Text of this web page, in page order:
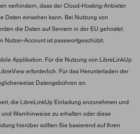
verhindern, dass der Cloud-Hosting-Anbieter
Daten einsehen kann. Bei Nutzung von
die Daten auf Servern in der EU gehostet.
Nutzer-Account ist passwortgeschützt.
Applikation. Für die Nutzung von LibreLinkUp
erforderlich. Für das Herunterladen der
Datengebühren an.
die LibreLinkUp Einladung anzunehmen und
Warnhinweise zu erhalten oder diese
hierüber sollten Sie basierend auf Ihren